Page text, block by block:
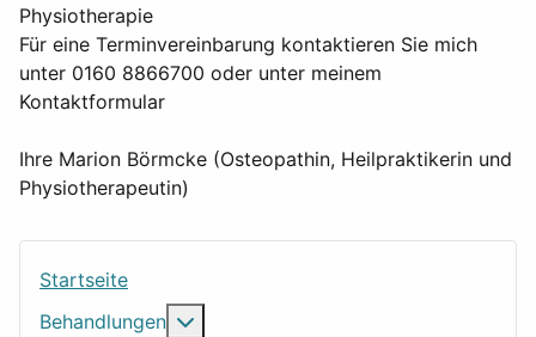
Physiotherapie
Für eine Terminvereinbarung kontaktieren Sie mich
unter 0160 8866700 oder unter meinem
Kontaktformular
Ihre Marion Börmcke (Osteopathin, Heilpraktikerin und
Physiotherapeutin)
Startseite
Behandlungen